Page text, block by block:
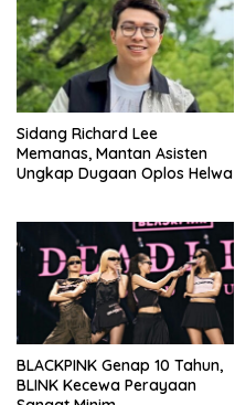
Sidang Richard Lee
Memanas, Mantan Asisten
Ungkap Dugaan Oplos Helwa
BLACKPINK Genap 10 Tahun,
BLINK Kecewa Perayaan